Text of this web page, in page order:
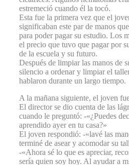
estremeció cuando él la tocó.
Esta fue la primera vez que el
significaban este par de manos
para poder pagar su estudio. Los
el precio que tuvo que pagar por
de la escuela y su futuro.
Después de limpiar las manos de
silencio a ordenar y limpiar el
hablaron durante un largo tiempo.
A la mañana siguiente, el joven
El director se dio cuenta de las
cuando le preguntó: -«¿Puedes
aprendido ayer en tu casa?»
El joven respondió: -«lavé las
terminé de asear y acomodar su
-«Ahora sé lo que es apreciar,
sería quien soy hoy. Al ayudar a